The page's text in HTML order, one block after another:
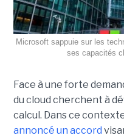
Microsoft sappuie sur les
ses capacités
Face à une forte
du cloud cherchent à
calcul. Dans ce
annoncé un accord